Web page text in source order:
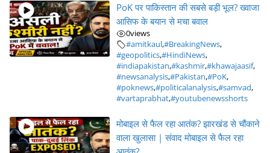
PoK पर पाकिस्तान की सबसे बड़ी भूल? ख्वाजा
आसिफ के बयान से मचा बवाल
0views
#amitkaul,#BreakingNews,
#geopolitics,#HindiNews,
#indiapakistan,#kashmir,#khawajaasif,
#newsanalysis,#Pakistan,#PoK,
#poknews,#politicalanalysis,#samvad,
#vartaprabhat,#youtubenewsshorts
मोबाइल से फैल रहा आतंक? झारखंड से चौंकाने
वाला खुलासा | संवाद मोबाइल से फैल रहा